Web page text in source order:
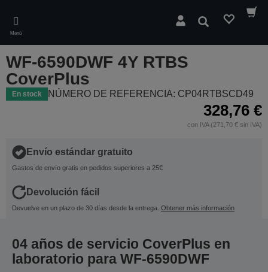
main
content
Menú
Buscar
WF-6590DWF 4Y RTBS
CoverPlus
En stock NÚMERO DE REFERENCIA: CP04RTBSCD49
328,76 €
con IVA (271,70 € sin IVA)
Envío estándar gratuito
Gastos de envío gratis en pedidos superiores a 25€
Devolución fácil
Devuelve en un plazo de 30 días desde la entrega. Obtener más información
04 años de servicio CoverPlus en
laboratorio para WF-6590DWF